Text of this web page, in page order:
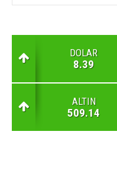
DOLAR
8.39
ALTIN
509.14